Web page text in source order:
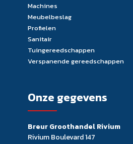
Machines
Meubelbeslag
Profielen
Sanitair
Tuingereedschappen
Verspanende gereedschappen
Onze gegevens
Breur Groothandel Rivium
Rivium Boulevard 147